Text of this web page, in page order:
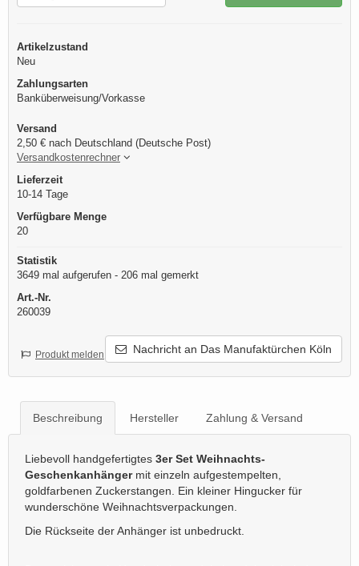
Artikelzustand
Neu
Zahlungsarten
Banküberweisung/Vorkasse
Versand
2,50 € nach Deutschland (Deutsche Post)
Versandkostenrechner
Lieferzeit
10-14 Tage
Verfügbare Menge
20
Statistik
3649 mal aufgerufen - 206 mal gemerkt
Art.-Nr.
260039
Nachricht an Das Manufaktürchen Köln
Produkt melden
Beschreibung Hersteller Zahlung & Versand
Liebevoll handgefertigtes 3er Set Weihnachts-
Geschenkanhängermit einzeln aufgestempelten,
goldfarbenen Zuckerstangen. Ein kleiner Hingucker für
wunderschöne Weihnachtsverpackungen.
Die Rückseite der Anhänger ist unbedruckt.